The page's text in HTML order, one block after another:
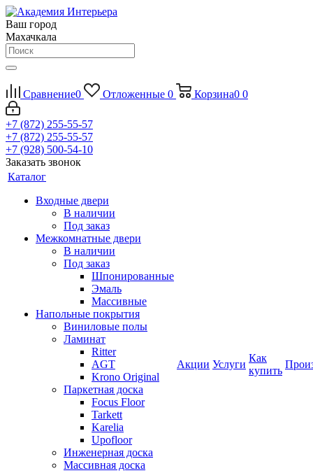
Ваш город
Махачкала
Сравнение0 Отложенные 0 Корзина0 0
+7 (872) 255-55-57
+7 (872) 255-55-57
+7 (928) 500-54-10
Заказать звонок
Каталог
Входные двери
В наличии
Под заказ
Межкомнатные двери
В наличии
Под заказ
Шпонированные
Эмаль
Массивные
Напольные покрытия
Виниловые полы
Ламинат
Ritter
AGT
Krono Original
Паркетная доска
Focus Floor
Tarkett
Karelia
Upofloor
Инженерная доска
Массивная доска
Акции Услуги
Как
купить